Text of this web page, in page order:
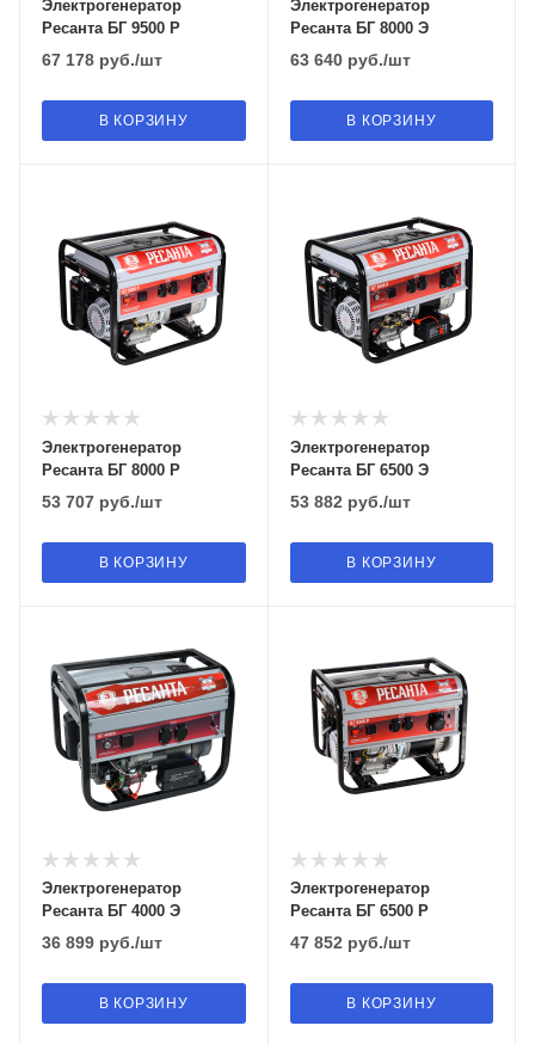
Электрогенератор
Ресанта БГ 9500 Р
67 178 руб./шт
В КОРЗИНУ
Электрогенератор
Ресанта БГ 8000 Э
63 640руб./шт
В КОРЗИНУ
Электрогенератор
Ресанта БГ 8000 Р
53 707 руб./шт
В КОРЗИНУ
Электрогенератор
Ресанта БГ 6500 Э
53 882 руб./шт
В КОРЗИНУ
Электрогенератор
Ресанта БГ 4000 Э
36 899 руб./шт
В КОРЗИНУ
Электрогенератор
Ресанта БГ 6500 Р
47 852 руб./шт
В КОРЗИНУ